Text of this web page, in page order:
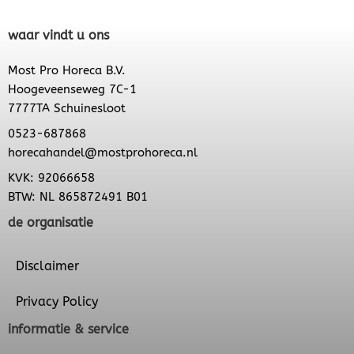
waar vindt u ons
Most Pro Horeca B.V.
Hoogeveenseweg 7C-1
7777TA Schuinesloot
0523-687868
horecahandel@mostprohoreca.nl
KVK: 92066658
BTW: NL 865872491 B01
de organisatie
Disclaimer
Privacy Policy
informatie & service